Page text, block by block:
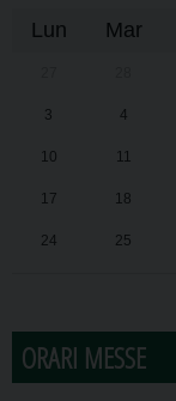
Lun
Mar
3 4
10 11
17 18
24 25
ORARI MESSE